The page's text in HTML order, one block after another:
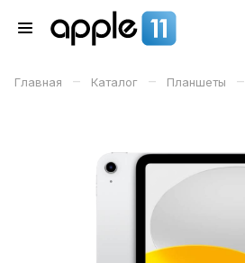
Главная – Каталог – Планшеты –